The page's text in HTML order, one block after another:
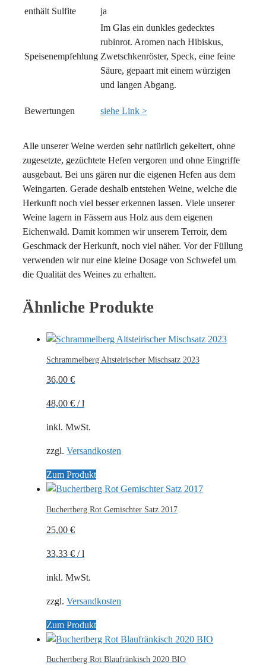
enthält Sulfite ja
Speisenempfehlung
Im Glas ein dunkles gedecktes
rubinrot. Aromen nach Hibiskus,
Zwetschkenröster, Speck, eine feine
Säure, gepaart mit einem würzigen
und langen Abgang.
Bewertungen siehe Link >
Alle unserer Weine werden sehr natürlich gekeltert, ohne
zugesetzte, gezüchtete Hefen vergoren und ohne Eingriffe
ausgebaut. Bei uns gären nur die eigenen Hefen aus dem
Weingarten. Gerade deshalb entstehen Weine, welche die
Herkunft noch viel besser erkennen lassen. Viele unserer
Weine lagern in Fässern aus Holz aus dem eigenen
Eichenwald. Damit kommen wir unserem Terroir, dem
Geschmack der Herkunft, noch viel näher. Vor der Füllung
verwenden wir nur eine kleine Dosage von Schwefel um
die Qualität des Weines zu erhalten.
Ähnliche Produkte
Schrammelberg Altsteirischer Mischsatz 2023
36,00 €
48,00 € /l
inkl. MwSt.
zzgl. Versandkosten
Zum Produkt
Buchertberg Rot Gemischter Satz 2017
25,00 €
33,33 € /l
inkl. MwSt.
zzgl. Versandkosten
Zum Produkt
Buchertberg Rot Blaufränkisch 2020 BIO